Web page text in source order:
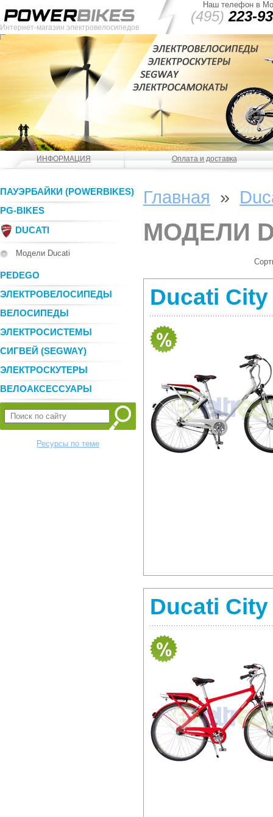
Интернет-магазин электровелосипедов
Наш телефон в
(495) 223-
ИНФОРМАЦИЯ Оплата и доставка
ПАУЭРБАЙКИ (POWERBIKES)
PG-BIKES
DUCATI
Модели Ducati
PEDEGO
ЭЛЕКТРОВЕЛОСИПЕДЫ
ВЕЛОСИПЕДЫ
ЭЛЕКТРОСИСТЕМЫ
СИГВЕЙ (SEGWAY)
ЭЛЕКТРОСКУТЕРЫ
ВЕЛОАКСЕССУАРЫ
Ресурсы по теме
Главная »
МОДЕЛИ
Ducati
Ducati